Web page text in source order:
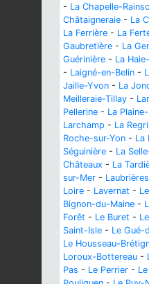
- La Chapelle-
Châtaigneraie - La
La Ferrière - La
Gaubretière - La
Guérinière - La
- Laigné-en-Belin -
Jaille-Yvon - La
Meilleraie-Tillay -
Pellerine - La
Larchamp - La
Roche-sur-Yon - La
Séguinière - La
Châteaux - La
sur-Mer - Laubrières
Loire - Lavernat -
Bignon-du-Maine -
Forêt - Le Buret -
Saint-Isle - Le Gué-
Le Housseau-
Loroux-Bottereau -
Pas - Le Perrier -